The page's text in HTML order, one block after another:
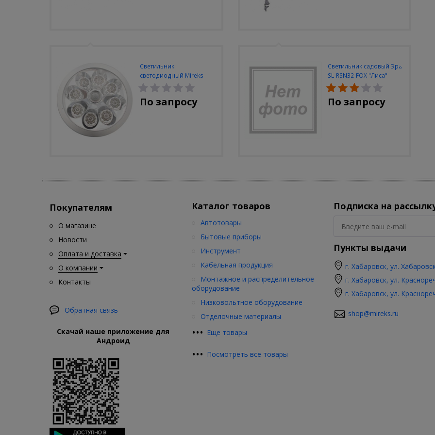
Светильник
светодиодный Mireks
С-310-80-S (5W/4000-
5000K/500lm/датчик
движения)
По запросу
Светильник садовый Эра
SL-RSN32-FOX "Лиса"
солн.бат, полистоун,
цветной, 32 см
По запросу
Покупателям
О магазине
Новости
Оплата и доставка
О компании
Контакты
Обратная связь
Скачай наше приложение для
Андроид
Каталог товаров
••• Еще товары
Автотовары
Бытовые приборы
Инструмент
Кабельная продукция
Монтажное и распределительное
оборудование
Низковольтное оборудование
Отделочные материалы
••• Посмотреть все товары
Подписка на
Пункты выдачи
г. Хабаровск, ул.
г. Хабаровск, ул.
г. Хабаровск, ул.
shop@mireks.ru